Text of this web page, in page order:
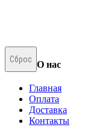
Сброс
О нас
Главная
Оплата
Доставка
Контакты